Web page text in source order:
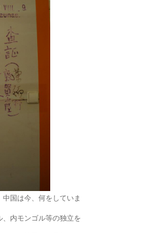
国は今、何をしていま
内モンゴル等の独立を